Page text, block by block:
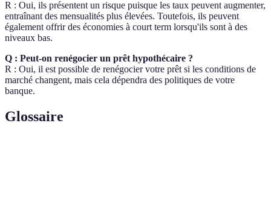
R : Oui, ils présentent un risque puisque les taux peuvent augmenter,
entraînant des mensualités plus élevées. Toutefois, ils peuvent
également offrir des économies à court term lorsqu'ils sont à des
niveaux bas.
Q : Peut-on renégocier un prêt hypothécaire ?
R : Oui, il est possible de renégocier votre prêt si les conditions de
marché changent, mais cela dépendra des politiques de votre
banque.
Glossaire